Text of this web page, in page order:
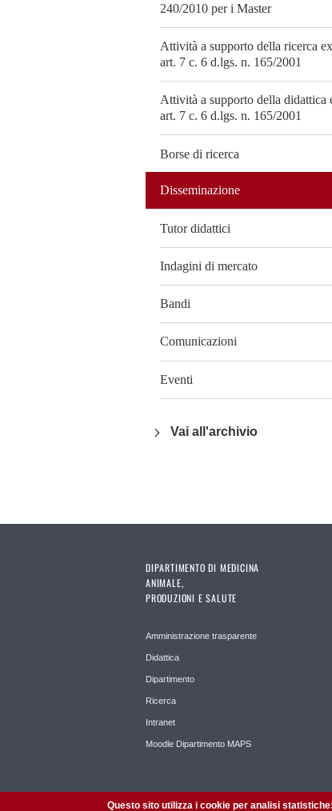
240/2010 per i Master
Attività a supporto della ricerca ex
art. 7 c. 6 d.lgs. n. 165/2001
Attività a supporto della didattica
art. 7 c. 6 d.lgs. n. 165/2001
Borse di ricerca
Disseminazione
Tutor didattici
Indagini di mercato
Bandi
Comunicazioni
Eventi
Vai all'archivio
DIPARTIMENTO DI MEDICINA
ANIMALE,
PRODUZIONI E SALUTE
Amministrazione trasparente
Didattica
Dipartimento
Ricerca
Intranet
Moodle Dipartimento MAPS
Questo sito utilizza i cookie per analisi